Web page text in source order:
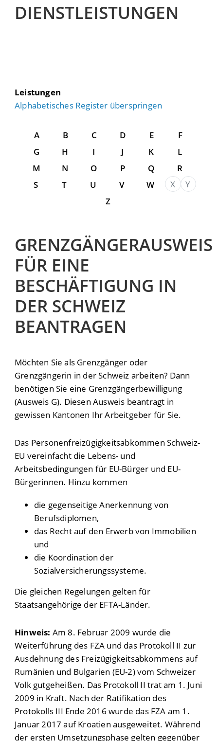
DIENSTLEISTUNGEN
Leistungen
Alphabetisches Register überspringen
A B C D E
F
G
H I J K
L
M
N O P Q
R
S
T U V W X
Y
Z
GRENZGÄNGERAUSWEIS
FÜR EINE
BESCHÄFTIGUNG IN
DER SCHWEIZ
BEANTRAGEN
Möchten Sie als Grenzgänger oder
Grenzgängerin in der Schweiz arbeiten? Dann
benötigen Sie eine Grenzgängerbewilligung
(Ausweis G). Diesen Ausweis beantragt in
gewissen Kantonen Ihr Arbeitgeber für Sie.
Das Personenfreizügigkeitsabkommen Schweiz-
EU vereinfacht die Lebens- und
Arbeitsbedingungen für EU-Bürger und EU-
Bürgerinnen. Hinzu kommen
die gegenseitige Anerkennung von
Berufsdiplomen,
das Recht auf den Erwerb von Immobilien
und
die Koordination der
Sozialversicherungssysteme.
Die gleichen Regelungen gelten für
Staatsangehörige der EFTA-Länder.
Hinweis: Am 8. Februar 2009 wurde die
Weiterführung des FZA und das Protokoll II zur
Ausdehnung des Freizügigkeitsabkommens auf
Rumänien und Bulgarien (EU-2) vom Schweizer
Volk gutgeheißen. Das Protokoll II trat am 1. Juni
2009 in Kraft. Nach der Ratifikation des
Protokolls III Ende 2016 wurde das FZA am 1.
Januar 2017 auf Kroatien ausgeweitet. Während
der ersten Umsetzungsphase gelten gegenüber